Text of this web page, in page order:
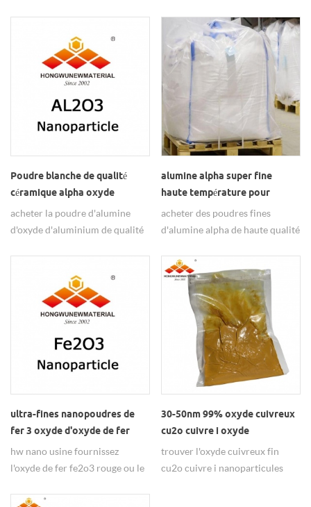
poudres anatase et rutile tio2
trouver la Chine fournisseur
honnête hongwu nanomètre.
Poudre blanche de qualité
céramique alpha oxyde
d'aluminium nanopartikel
acheter la poudre d'alumine
d'oxyde d'aluminium de qualité
alumine alpha super fine
haute température pour
matériau réfractaire
acheter des poudres fines
d'alumine alpha de haute qualité
de fabrication chinoise.
ultra-fines nanopoudres de
fer 3 oxyde d'oxyde de fer
rouge
hw nano usine fournissez
l'oxyde de fer fe2o3 rouge ou le
la bonne qualité et le prix.
30-50nm 99% oxyde cuivreux
cu2o cuivre i oxyde
trouver l'oxyde cuivreux fin
cu2o cuivre i nanoparticules